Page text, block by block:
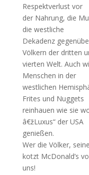
Respektverlust vor
der Nahrung, die
die westliche
Dekadenz
Völkern der dritten
vierten Welt. Auch
Menschen in der
westlichen
Frites und Nuggets
reinhauen wie sie
â€žLuxus“ der USA
genießen.
Wer die Völker,
kotzt McDonald’s
uns!